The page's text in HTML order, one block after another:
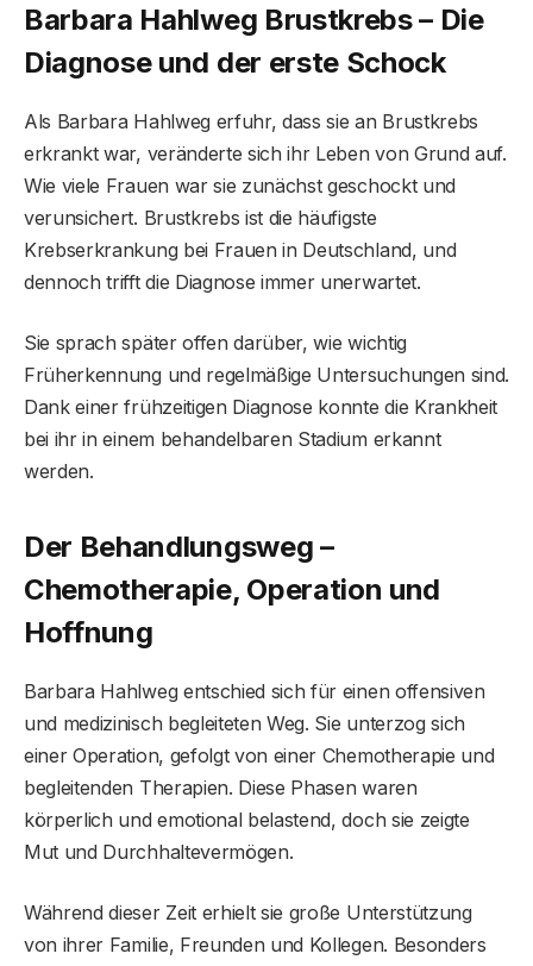
Barbara Hahlweg Brustkrebs – Die
Diagnose und der erste Schock
Als Barbara Hahlweg erfuhr, dass sie an Brustkrebs
erkrankt war, veränderte sich ihr Leben von Grund auf.
Wie viele Frauen war sie zunächst geschockt und
verunsichert. Brustkrebs ist die häufigste
Krebserkrankung bei Frauen in Deutschland, und
dennoch trifft die Diagnose immer unerwartet.
Sie sprach später offen darüber, wie wichtig
Früherkennung und regelmäßige Untersuchungen sind.
Dank einer frühzeitigen Diagnose konnte die Krankheit
bei ihr in einem behandelbaren Stadium erkannt
werden.
Der Behandlungsweg –
Chemotherapie, Operation und
Hoffnung
Barbara Hahlweg entschied sich für einen offensiven
und medizinisch begleiteten Weg. Sie unterzog sich
einer Operation, gefolgt von einer Chemotherapie und
begleitenden Therapien. Diese Phasen waren
körperlich und emotional belastend, doch sie zeigte
Mut und Durchhaltevermögen.
Während dieser Zeit erhielt sie große Unterstützung
von ihrer Familie, Freunden und Kollegen. Besonders